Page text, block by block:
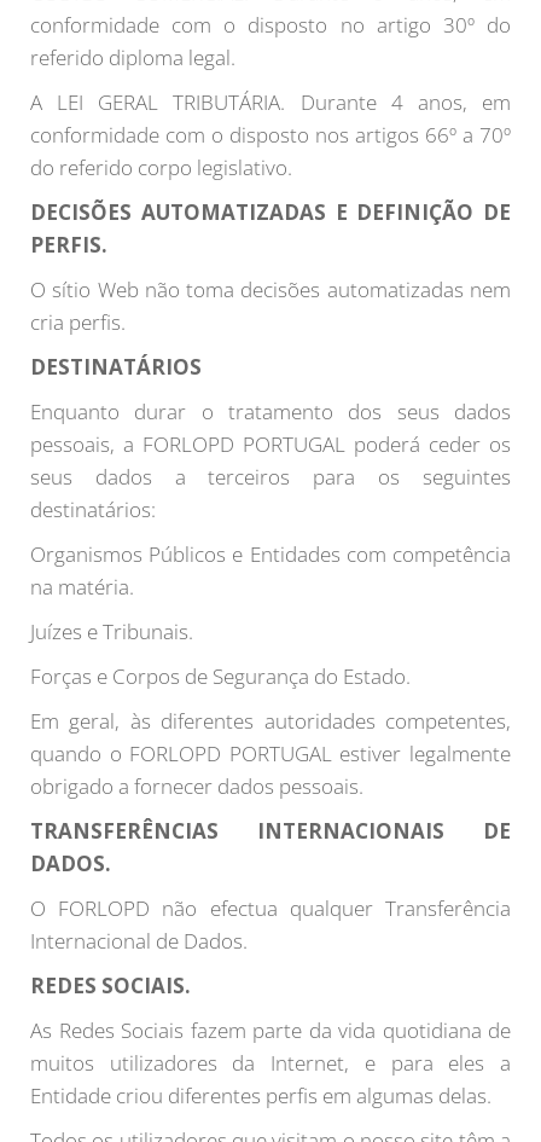
conformidade com o disposto no artigo 30º do
referido diploma legal.
A LEI GERAL TRIBUTÁRIA. Durante 4 anos, em
conformidade com o disposto nos artigos 66º a 70º
do referido corpo legislativo.
DECISÕES AUTOMATIZADAS E DEFINIÇÃO DE
PERFIS.
O sítio Web não toma decisões automatizadas nem
cria perfis.
DESTINATÁRIOS
Enquanto durar o tratamento dos seus dados
pessoais, a FORLOPD PORTUGAL poderá ceder os
seus dados a terceiros para os seguintes
destinatários:
Organismos Públicos e Entidades com competência
na matéria.
Juízes e Tribunais.
Forças e Corpos de Segurança do Estado.
Em geral, às diferentes autoridades competentes,
quando o FORLOPD PORTUGAL estiver legalmente
obrigado a fornecer dados pessoais.
TRANSFERÊNCIAS INTERNACIONAIS DE
DADOS.
O FORLOPD não efectua qualquer Transferência
Internacional de Dados.
REDES SOCIAIS.
As Redes Sociais fazem parte da vida quotidiana de
muitos utilizadores da Internet, e para eles a
Entidade criou diferentes perfis em algumas delas.